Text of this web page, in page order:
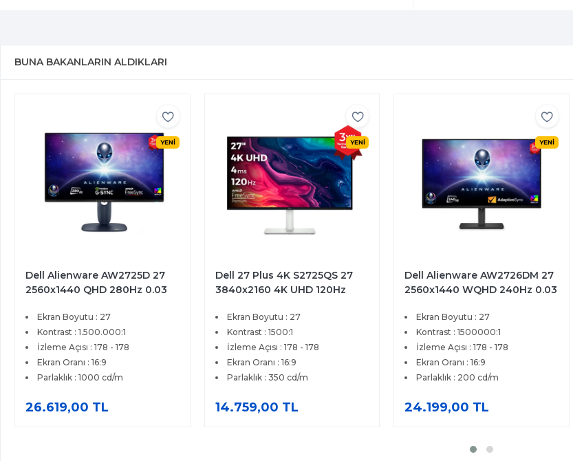
BUNA BAKANLARIN ALDIKLARI
YENİ
Dell Alienware AW2725D 27
2560x1440 QHD 280Hz 0.03
Black 400 QD-OLED Gaming
Monitör
Ekran Boyutu : 27
Kontrast : 1.500.000:1
İzleme Açısı : 178 - 178
Ekran Oranı : 16:9
Parlaklık : 1000 cd/m
26.619,00 TL
YENİ
Dell 27 Plus 4K S2725QS 27
3840x2160 4K UHD 120Hz
Premium IPS Monitör
Ekran Boyutu : 27
Kontrast : 1500:1
İzleme Açısı : 178 - 178
Ekran Oranı : 16:9
Parlaklık : 350 cd/m
14.759,00 TL
YENİ
Dell Alienware AW2726DM 27
2560x1440 WQHD 240Hz 0.03
QD-OLED Gaming Monitör
Ekran Boyutu : 27
Kontrast : 1500000:1
İzleme Açısı : 178 - 178
Ekran Oranı : 16:9
Parlaklık : 200 cd/m
24.199,00 TL